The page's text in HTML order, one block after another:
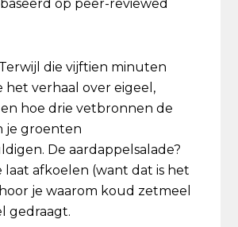
op peer-reviewed
die vijftien minuten
het verhaal over eigeel,
hoe drie vetbronnen de
je groenten
De aardappelsalade?
laat afkoelen (want dat is het
je waarom koud zetmeel
gedraagt.